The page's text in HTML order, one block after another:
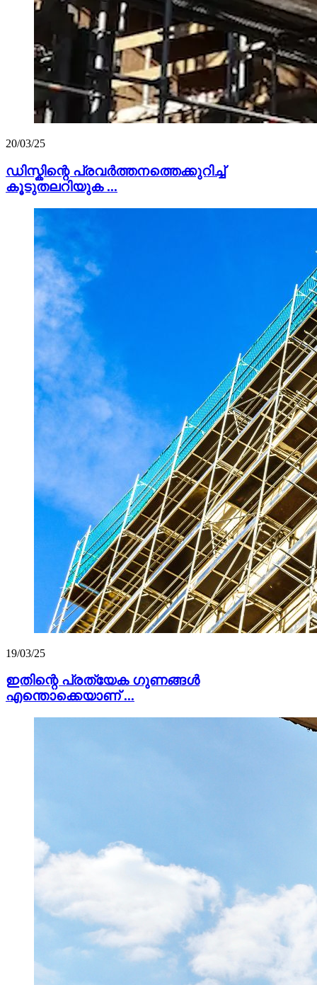
20/03/25
ഡിസ്കിന്റെ പ്രവർത്തനത്തെക്കുറിച്ച്
കൂടുതലറിയുക ...
19/03/25
ഇതിന്റെ പ്രത്യേക ഗുണങ്ങൾ
എന്തൊക്കെയാണ് ...